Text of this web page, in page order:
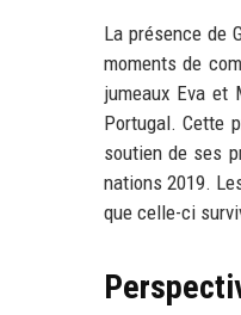
La présence de
moments de
jumeaux Eva et
Portugal. Cette
soutien de ses
nations 2019.
que celle-ci